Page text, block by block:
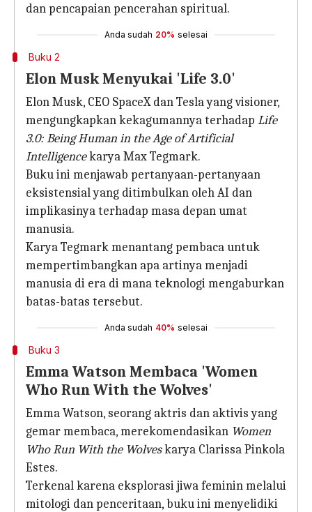
dan pencapaian pencerahan spiritual.
Anda sudah 20% selesai
Buku 2
Elon Musk Menyukai 'Life 3.0'
Elon Musk, CEO SpaceX dan Tesla yang visioner,
mengungkapkan kekagumannya terhadap Life
3.0: Being Human in the Age of Artificial
Intelligencekarya Max Tegmark.
Buku ini menjawab pertanyaan-pertanyaan
eksistensial yang ditimbulkan oleh AI dan
implikasinya terhadap masa depan umat
manusia.
Karya Tegmark menantang pembaca untuk
mempertimbangkan apa artinya menjadi
manusia di era di mana teknologi mengaburkan
batas-batas tersebut.
Anda sudah 40% selesai
Buku 3
Emma Watson Membaca 'Women
Who Run With the Wolves'
Emma Watson, seorang aktris dan aktivis yang
gemar membaca, merekomendasikan Women
Who Run With the Wolveskarya Clarissa Pinkola
Estes.
Terkenal karena eksplorasi jiwa feminin melalui
mitologi dan penceritaan, buku ini menyelidiki